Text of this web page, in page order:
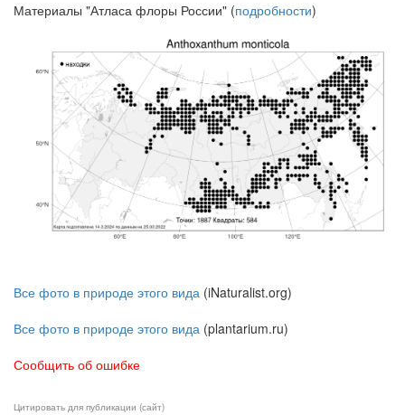
Материалы "Атласа флоры России" (подробности)
Все фото в природе этого вида (iNaturalist.org)
Все фото в природе этого вида (plantarium.ru)
Сообщить об ошибке
Цитировать для публикации (сайт)